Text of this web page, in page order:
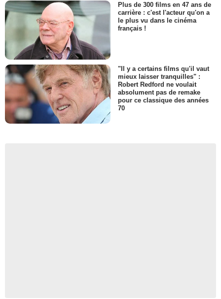
Plus de 300 films en 47 ans de
carrière : c'est l'acteur qu'on a
le plus vu dans le cinéma
français !
"Il y a certains films qu'il vaut
mieux laisser tranquilles" :
Robert Redford ne voulait
absolument pas de remake
pour ce classique des années
70